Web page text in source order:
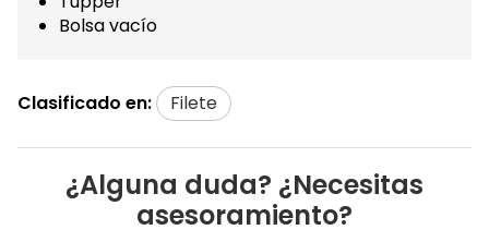
Bolsa vacío
Clasificado en: Filete
¿Alguna duda? ¿Necesitas
asesoramiento?